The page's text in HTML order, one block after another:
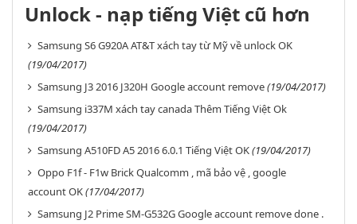
Unlock - nạp tiếng Việt cũ hơn
Samsung S6 G920A AT&T xách tay từ Mỹ về unlock OK
(19/04/2017)
Samsung J3 2016 J320H Google account remove(19/04/2017)
Samsung i337M xách tay canada Thêm Tiếng Việt Ok
(19/04/2017)
Samsung A510FD A5 2016 6.0.1 Tiếng Việt OK(19/04/2017)
Oppo F1f - F1w Brick Qualcomm , mã bảo vệ , google
account OK(17/04/2017)
Samsung J2 Prime SM-G532G Google account remove done .